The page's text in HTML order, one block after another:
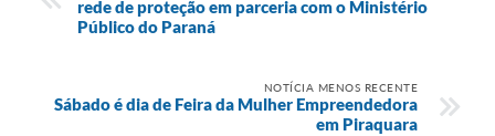
rede de proteção em parceria com o Ministério
Público do Paraná
NOTÍCIA MENOS RECENTE
Sábado é dia de Feira da Mulher Empreendedora
em Piraquara